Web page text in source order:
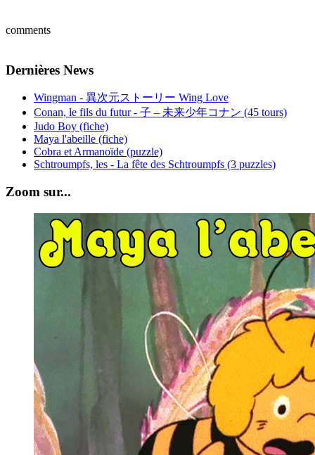
comments
Dernières News
Wingman - 異次元ストーリー Wing Love
Conan, le fils du futur - 子 – 未来少年コナン (45 tours)
Judo Boy (fiche)
Maya l'abeille (fiche)
Cobra et Armanoïde (puzzle)
Schtroumpfs, les - La fête des Schtroumpfs (3 puzzles)
Zoom sur...